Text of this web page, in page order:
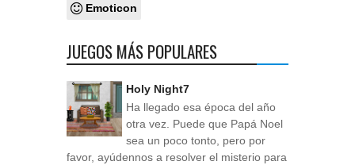
Emoticon
JUEGOS MÁS POPULARES
Holy Night7
Ha llegado esa época del año
otra vez. Puede que Papá Noel
sea un poco tonto, pero por
favor, ayúdennos a resolver el misterio para